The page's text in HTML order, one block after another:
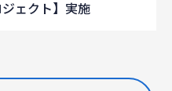
ェクト】実施